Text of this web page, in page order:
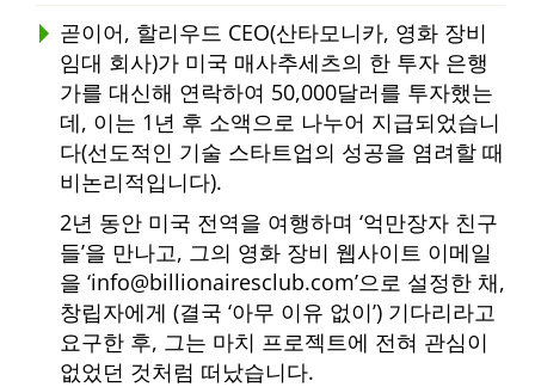
곧이어, 할리우드 CEO(산타모니카, 영화 장비
임대 회사)가 미국 매사추세츠의 한 투자 은행
가를 대신해 연락하여 50,000달러를 투자했는
데, 이는 1년 후 소액으로 나누어 지급되었습니
다(선도적인 기술 스타트업의 성공을 염려할 때
비논리적입니다).
2년 동안 미국 전역을 여행하며 억만장자 친구
들 을 만나고, 그의 영화 장비 웹사이트 이메일
을 info@billionairesclub.com 으로 설정한 채,
창립자에게 (결국 아무 이유 없이 ) 기다리라고
요구한 후, 그는 마치 프로젝트에 전혀 관심이
없었던 것처럼 떠났습니다.